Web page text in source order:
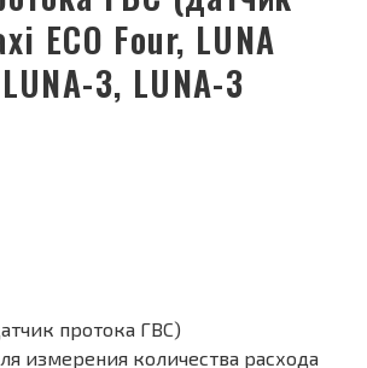
ECO Four, LUNA
3, LUNA-3
протока ГВС)
измерения количества расхода